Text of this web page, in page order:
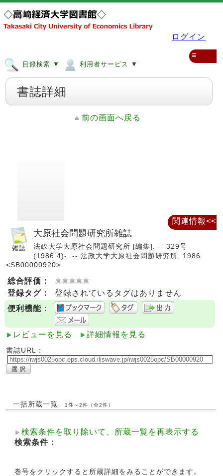
ログイン
目録検索 ▼ 利用者サービス ▼
≡
書誌詳細
前の画面へ戻る
大原社会問題研究所雑誌
法政大学大原社会問題研究所 [編集]. -- 329号
(1986.4)-. -- 法政大学大原社会問題研究所, 1986.
<SB00000920>
総合評価：
登録タグ：
登録されているタグはありません
便利機能：
レビューを見る 詳細情報を見る
書誌URL：
一括所蔵一覧 1件～2件（全2件）
検索条件を取り除いて、所蔵一覧を再表示する
検索条件：
巻号をクリックすると所蔵詳細をみることができます。
関連情報<<